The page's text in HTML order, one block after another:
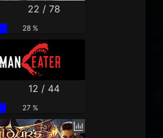
22 / 78
28 %
12 / 44
27 %